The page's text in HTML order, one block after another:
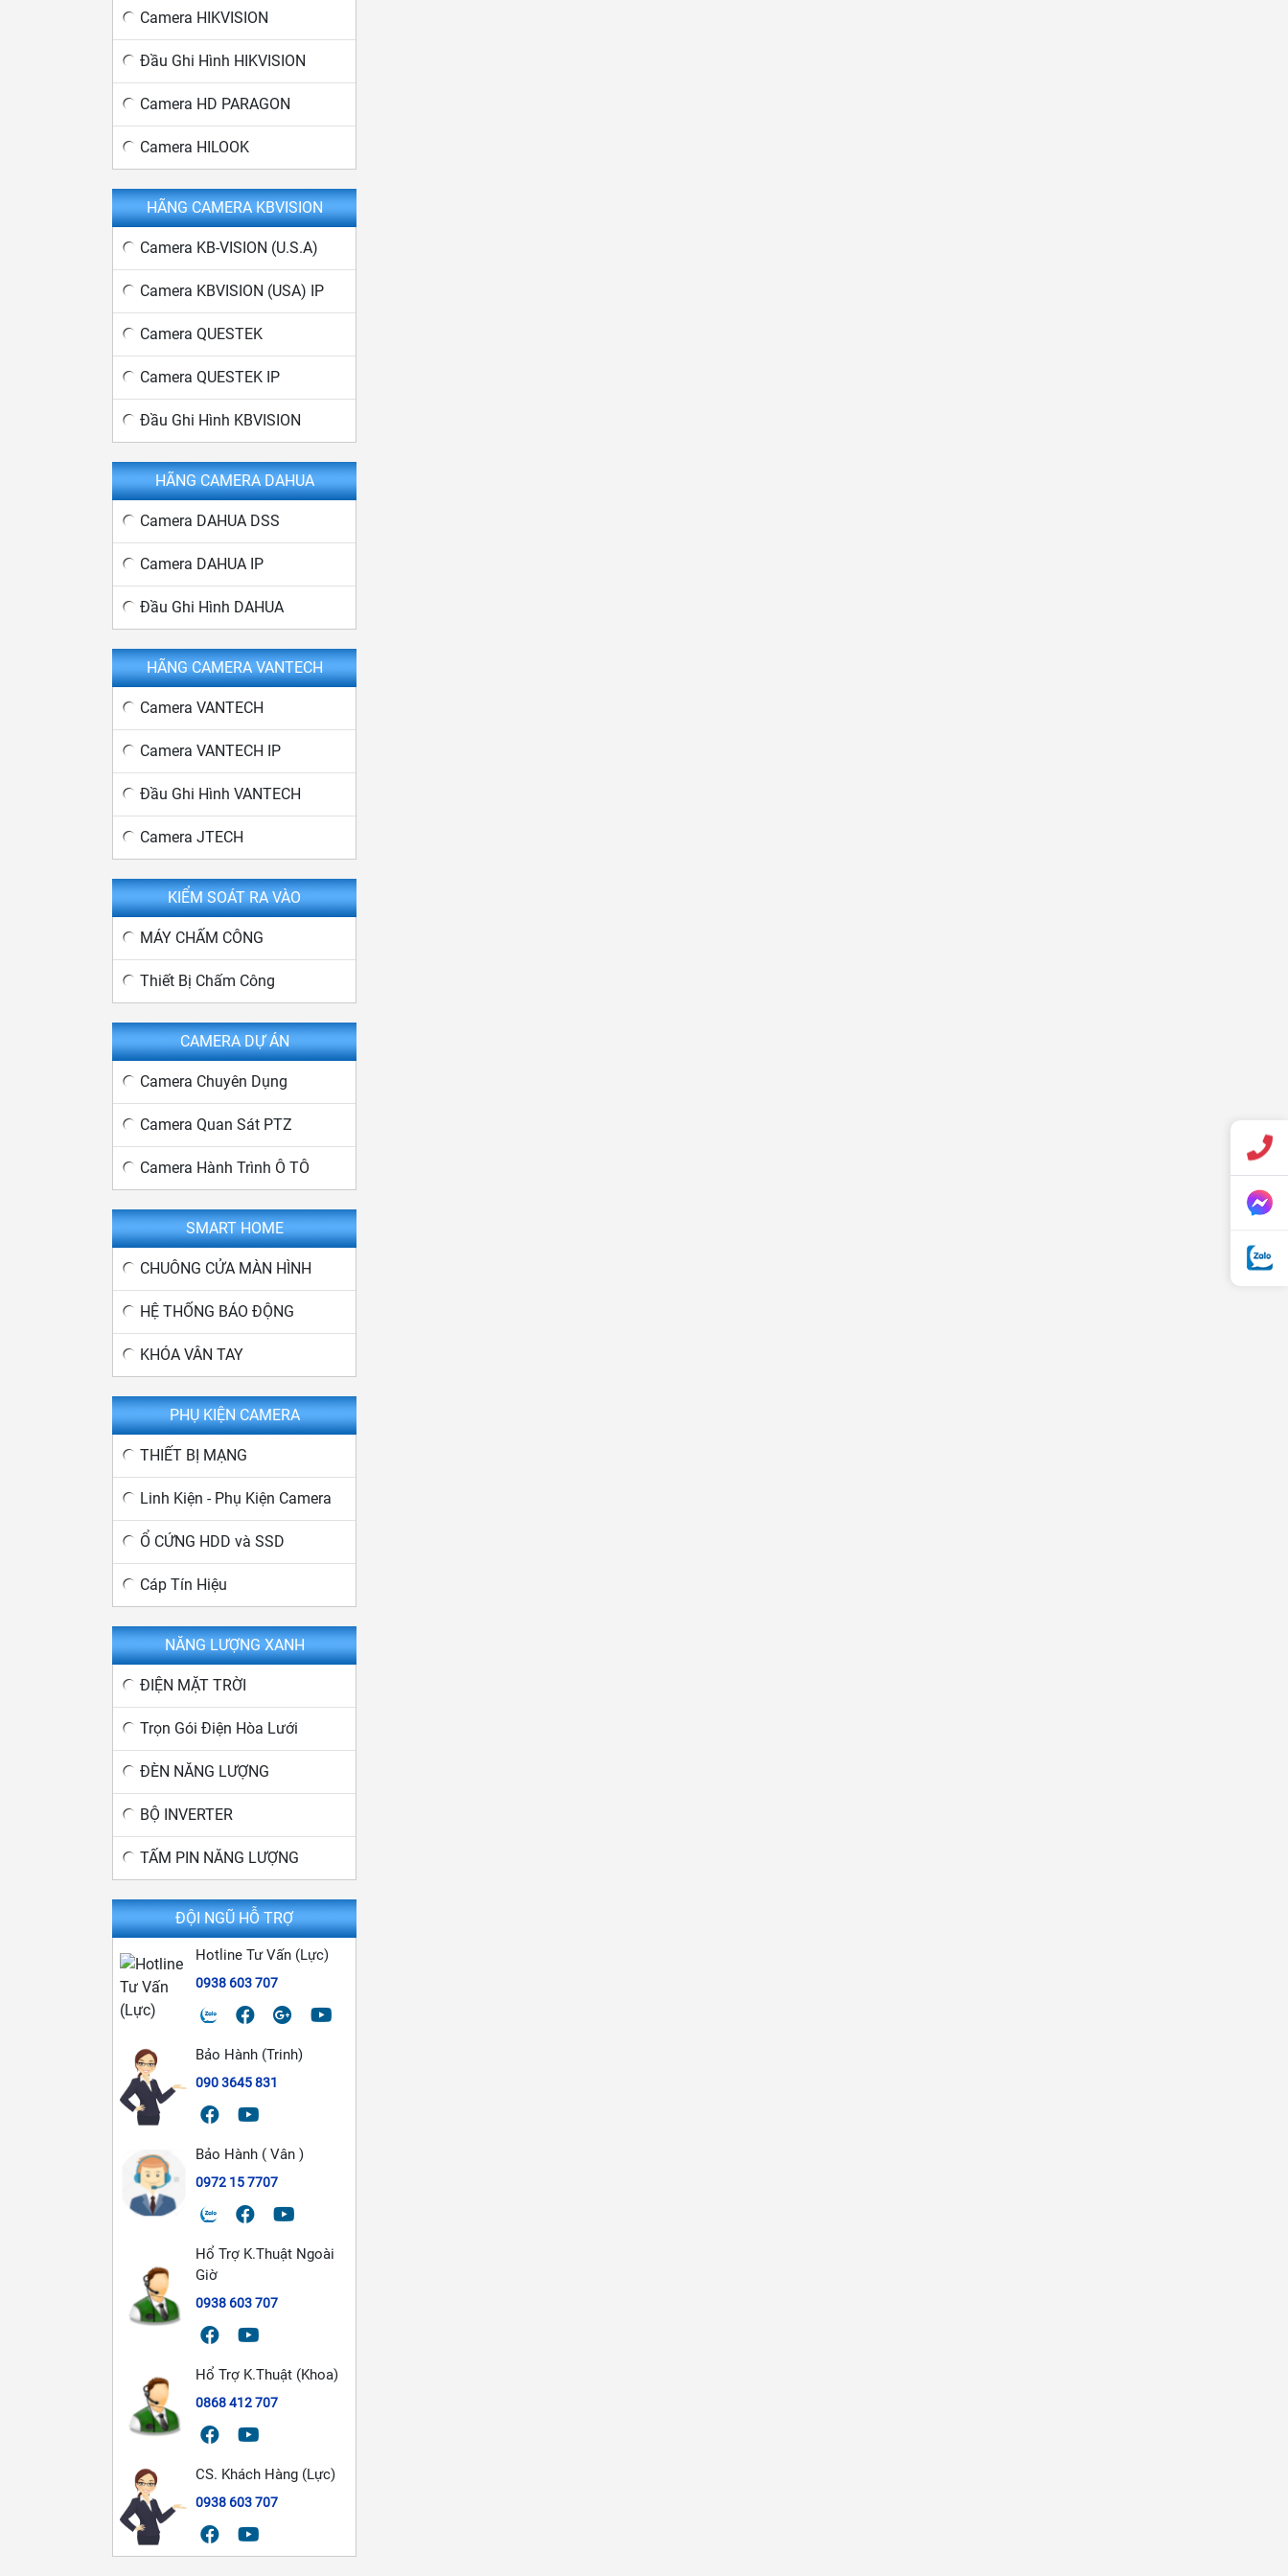
Camera HIKVISION
Đầu Ghi Hình HIKVISION
Camera HD PARAGON
Camera HILOOK
HÃNG CAMERA KBVISION
Camera KB-VISION (U.S.A)
Camera KBVISION (USA) IP
Camera QUESTEK
Camera QUESTEK IP
Đầu Ghi Hình KBVISION
HÃNG CAMERA DAHUA
Camera DAHUA DSS
Camera DAHUA IP
Đầu Ghi Hình DAHUA
HÃNG CAMERA VANTECH
Camera VANTECH
Camera VANTECH IP
Đầu Ghi Hình VANTECH
Camera JTECH
KIỂM SOÁT RA VÀO
MÁY CHẤM CÔNG
Thiết Bị Chấm Công
CAMERA DỰ ÁN
Camera Chuyên Dụng
Camera Quan Sát PTZ
Camera Hành Trình Ô TÔ
SMART HOME
CHUÔNG CỬA MÀN HÌNH
HỆ THỐNG BÁO ĐỘNG
KHÓA VÂN TAY
PHỤ KIỆN CAMERA
THIẾT BỊ MẠNG
Linh Kiện - Phụ Kiện Camera
Ổ CỨNG HDD và SSD
Cáp Tín Hiệu
NĂNG LƯỢNG XANH
ĐIỆN MẶT TRỜI
Trọn Gói Điện Hòa Lưới
ĐÈN NĂNG LƯỢNG
BỘ INVERTER
TẤM PIN NĂNG LƯỢNG
ĐỘI NGŨ HỖ TRỢ
Hotline Tư Vấn (Lực)
0938 603 707
Bảo Hành (Trinh)
090 3645 831
Bảo Hành ( Vân )
0972 15 7707
Hổ Trợ K.Thuật Ngoài
Giờ
0938 603 707
Hổ Trợ K.Thuật (Khoa)
0868 412 707
CS. Khách Hàng (Lực)
0938 603 707